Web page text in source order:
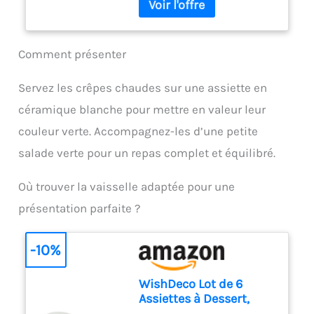
les ingrédients, simplifiant la
gobelet doseur
bouton PIED ANTI-
antiéclaboussures évite les
propre et plus agréable
DESIGN CONFORTABLE : Une
poignée ergonomique avec
une prise en main texturée,
pour expérience plus facile et
plus confortable, idéal pour
DURABLE : 2 lames Zelkrom
JUSTE PRIX : engagement de
réparabilité 15 ans au juste
prix grâce à notre réseau de
6200 réparateurs dans le
monde, pour contribuer à la
Comment présenter
Servez les crêpes chaudes sur une assiette en
céramique blanche pour mettre en valeur leur
couleur verte. Accompagnez-les d’une petite
salade verte pour un repas complet et équilibré.
Où trouver la vaisselle adaptée pour une
présentation parfaite ?
WishDeco Lot de 6
Assiettes à Dessert,
-10%